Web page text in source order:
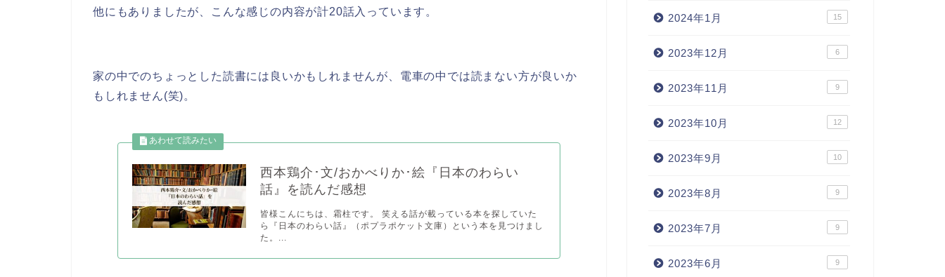
他にもありましたが、こんな感じの内容が計20話入っています。
家の中でのちょっとした読書には良いかもしれませんが、電車の中では読まない方が良いか
もしれません(笑)。
西本鶏介･文/おかべりか･絵『日本のわらい
話』を読んだ感想
皆様こんにちは、霜柱です。 笑える話が載っている本を探していた
ら『日本のわらい話』（ポプラポケット文庫）という本を見つけまし
た。...
2024年1月 15
2023年12月 6
2023年11月 9
2023年10月 12
2023年9月 10
2023年8月 9
2023年7月 9
2023年6月 9